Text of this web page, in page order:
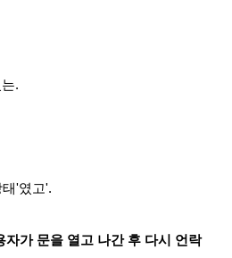
.
'였고'.
자가 문을 열고 나간 후 다시 언락